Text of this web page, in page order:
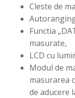
Cleste de
Functia
masurate,
LCD cu
Modul de
masurarea
de aducere